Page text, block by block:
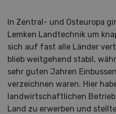
In Zentral- und Osteuropa
Lemken Landtechnik um
sich auf fast alle Länder
blieb weitgehend stabil,
sehr guten Jahren
verzeichnen waren. Hier
landwirtschaftlichen
Land zu erwerben und